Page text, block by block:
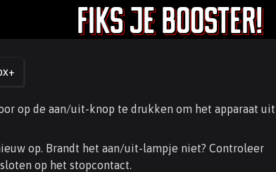
Fiks je booster!
op de aan/uit-knop te drukken om het apparaat uit
op. Brandt het aan/uit-lampje niet? Controleer
op het stopcontact.